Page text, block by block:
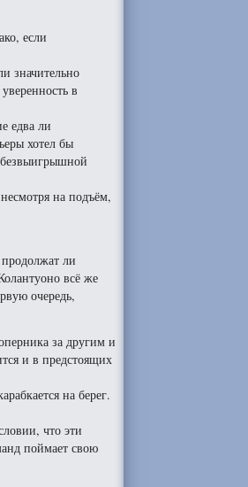
если
значительно
в
едва ли
хотел бы
на подъём,
продолжат ли
всё же
очередь,
за другим и
и в предстоящих
на берег.
что эти
поймает свою